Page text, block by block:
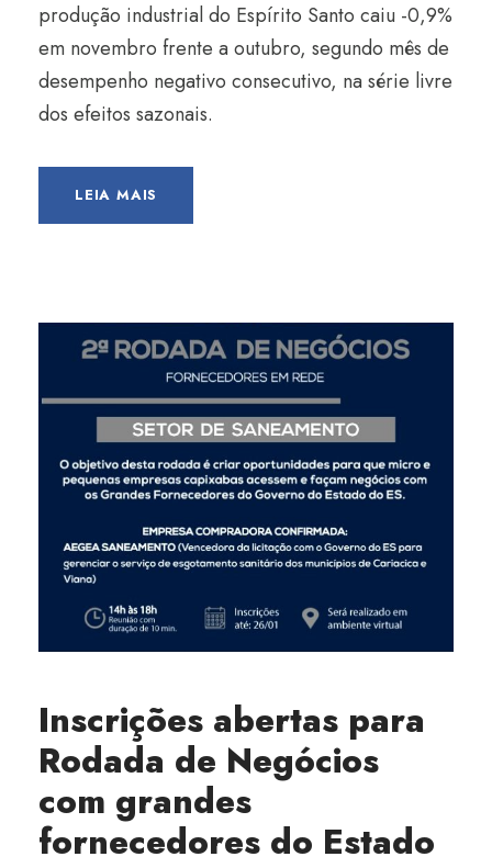
produção industrial do Espírito Santo caiu -0,9%
em novembro frente a outubro, segundo mês de
desempenho negativo consecutivo, na série livre
dos efeitos sazonais.
LEIA MAIS
Inscrições abertas para
Rodada de Negócios
com grandes
fornecedores do Estado